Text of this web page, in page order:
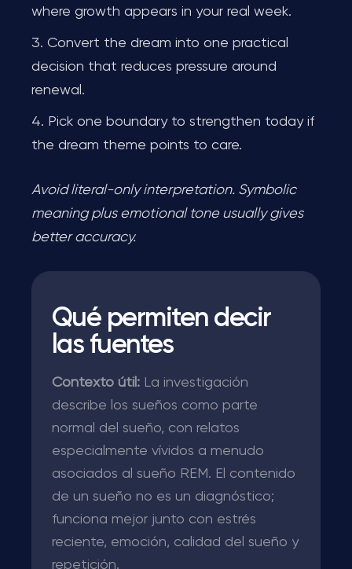
where growth appears in your real week.
Convert the dream into one practical
decision that reduces pressure around
renewal.
Pick one boundary to strengthen today if
the dream theme points to care.
Avoid literal-only interpretation. Symbolic
meaning plus emotional tone usually gives
better accuracy.
Qué permiten decir
las fuentes
Contexto útil: La investigación
describe los sueños como parte
normal del sueño, con relatos
especialmente vívidos a menudo
asociados al sueño REM. El contenido
de un sueño no es un diagnóstico;
funciona mejor junto con estrés
reciente, emoción, calidad del sueño y
repetición.